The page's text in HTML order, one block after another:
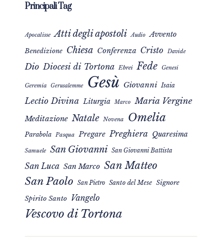
Principali Tag
Apocalisse Atti degli apostoli Audio Avvento
Benedizione Chiesa Conferenza Cristo Davide
Dio Diocesi di Tortona Ebrei Fede Genesi
Geremia Gerusalemme Gesù Giovanni Isaia
Lectio Divina Liturgia Marco Maria Vergine
Meditazione Natale Novena Omelia
Parabola Pasqua Pregare Preghiera Quaresima
Samuele San Giovanni San Giovanni Battista
San Luca San Marco San Matteo
San Paolo San Pietro Santo del Mese Signore
Spirito Santo Vangelo
Vescovo di Tortona